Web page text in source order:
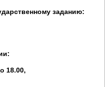
заданию:
18.00,